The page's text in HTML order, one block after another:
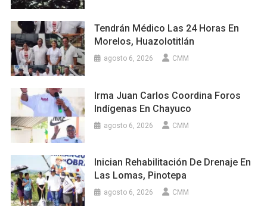
Tendrán Médico Las 24 Horas En
Morelos, Huazolotitlán
agosto 6, 2026 CMM
Irma Juan Carlos Coordina Foros
Indígenas En Chayuco
agosto 6, 2026 CMM
Inician Rehabilitación De Drenaje En
Las Lomas, Pinotepa
agosto 6, 2026 CMM